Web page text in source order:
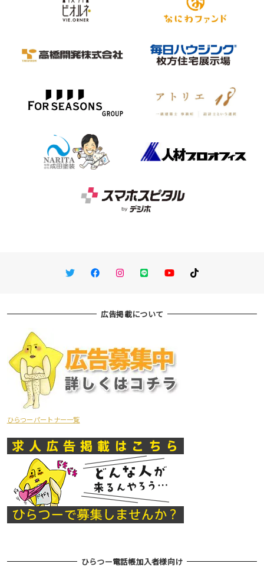
TwitterFacebookInstagram
LINE You TubeTikTok
広告掲載について
ひらつーパートナー一覧
ひらつー電話帳加入者様向け